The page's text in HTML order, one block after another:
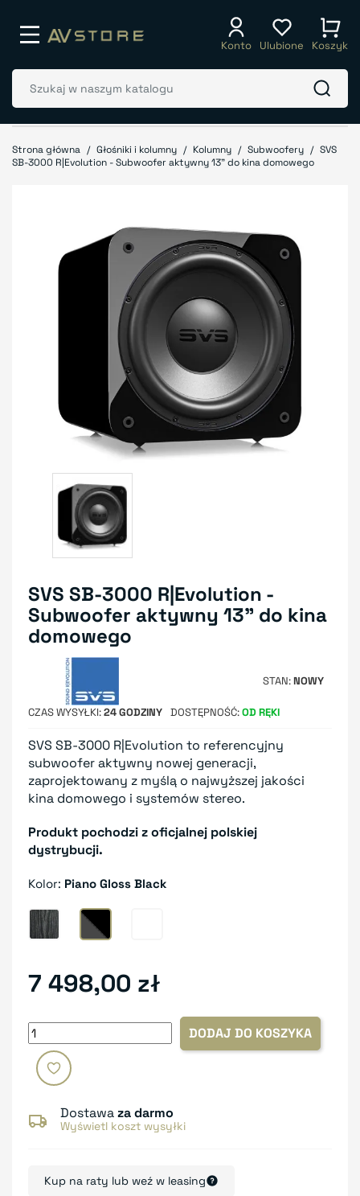
Konto Ulubione Koszyk
Strona główna Głośniki i kolumny Kolumny Subwoofery
SVS
SB-3000 R|Evolution - Subwoofer aktywny 13" do kina domowego
SVS SB-3000 R|Evolution -
Subwoofer aktywny 13" do kina
domowego
STAN NOWY
CZAS WYSYŁKI 24 GODZINY DOSTĘPNOŚĆ OD RĘKI
SVS SB-3000 R|Evolution to referencyjny
subwoofer aktywny nowej generacji,
zaprojektowany z myślą o najwyższej jakości
kina domowego i systemów stereo.
Produkt pochodzi z oficjalnej polskiej
dystrybucji.
Kolor: Piano Gloss Black
Black AshPiano Gloss Black
7 498,00 zł
DODAJ DO KOSZYKA
Dostawaza darmo
Wyświetl koszt wysyłki
Kup na raty lub weź w leasing